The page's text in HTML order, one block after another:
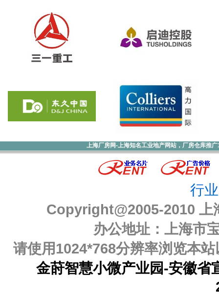
上海厂房网-上海知名工业地产网站，厂房仓库推
行
Copyright@2005-2010 上
办公地址：上海市
请使用1024*768分辨率浏览本
金莳智慧小微产业园-安徽省